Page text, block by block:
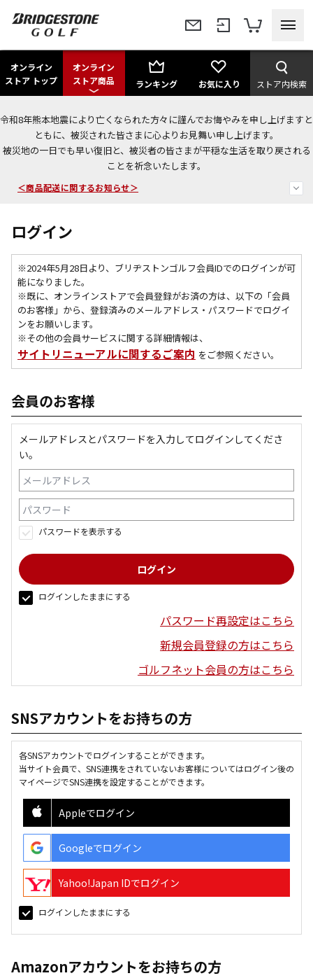
オンライン
ストア トップ
オンライン
ストア商品
ランキング お気に入り ストア内検索
令和8年熊本地震により亡くなられた方々に謹んでお悔やみを申し上げますと
ともに、被災された皆さまに心よりお見舞い申し上げます。
被災地の一日でも早い復旧と、被災者の皆さまが平穏な生活を取り戻される
ことを祈念いたします。
今なら新規会員登録で1,000円OFFクーポンプレゼント！
＜商品配送に関するお知らせ＞
＜夏季休暇中のご注文・発送・お問い合わせ＞
ログイン
※2024年5月28日より、ブリヂストンゴルフ会員IDでのログインが可
能になりました。
※既に、 オンラインストアで会員登録がお済の方は、以下の「会員
のお客様」から、登録済みのメールアドレス・パスワードでログイ
ンをお願いします。
※その他の会員サービスに関する詳細情報は、
サイトリニューアルに関するご案内 をご参照ください。
会員のお客様
メールアドレスとパスワードを入力してログインしてくださ
い。
パスワードを表示する
ログインしたままにする
パスワード再設定はこちら
新規会員登録の方はこちら
ゴルフネット会員の方はこちら
SNSアカウントをお持ちの方
各SNSアカウントでログインすることができます。
当サイト会員で、SNS連携をされていないお客様についてはログイン後の
マイページでSNS連携を設定することができます。
Appleでログイン
Googleでログイン
Yahoo!Japan IDでログイン
ログインしたままにする
Amazonアカウントをお持ちの方